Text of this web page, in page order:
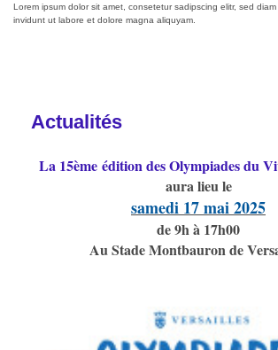
Lorem ipsum dolor sit amet, consetetur sadipscing elitr, sed
invidunt ut labore et dolore magna aliquyam.
Actualités
La 15ème édition des Olympiades du
aura lieu le
samedi 17 mai 2025
de 9h à 17h00
Au Stade Montbauron de